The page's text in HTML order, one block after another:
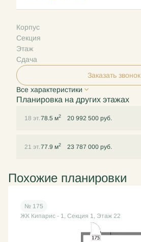
Корпус
Секция
Этаж
Сдача
Заказать звонок
Все характеристики
Планировка на других этажах
18 эт.78.5 м2 20 992 500 руб.
21 эт.77.9 м2 23 787 000 руб.
Похожие планировки
№ 175
ЖК Кипарис - 1, Секция 1, Этаж 22